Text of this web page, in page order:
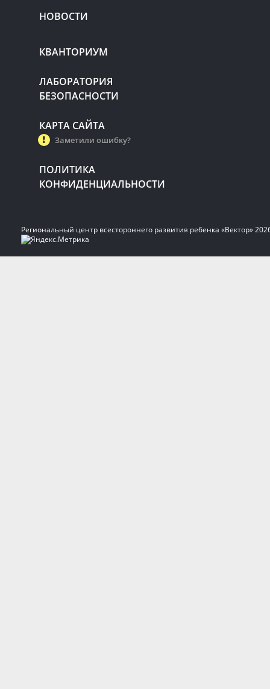
НОВОСТИ
КВАНТОРИУМ
ЛАБОРАТОРИЯ
БЕЗОПАСНОСТИ
КАРТА САЙТА
Заметили ошибку?
ПОЛИТИКА
КОНФИДЕНЦИАЛЬНОСТИ
Региональный центр всестороннего развития ребенка «Вектор»